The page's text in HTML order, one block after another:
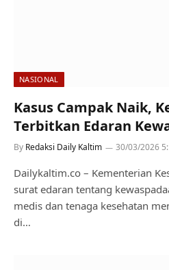
NASIONAL
Kasus Campak Naik,
Terbitkan Edaran
By Redaksi Daily Kaltim 30/03/2026
Dailykaltim.co – Kementerian
surat edaran tentang
medis dan tenaga kesehatan
di…